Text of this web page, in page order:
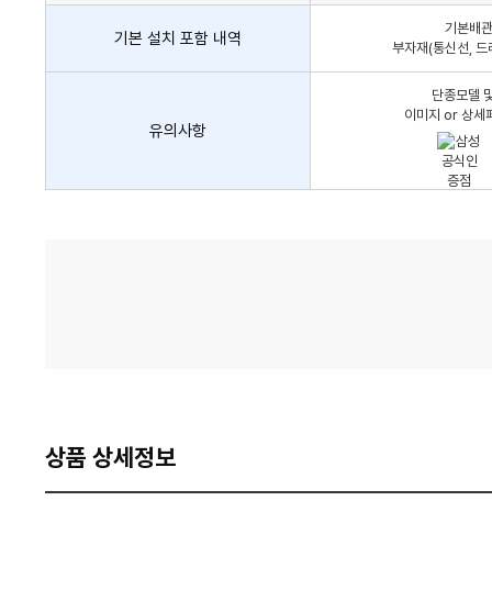
어
컨
치
기본 설치 포함 내역
기본배
부자재(통신선, 드
유의사항
단종모델
이미지 or 상세
상품 상세정보